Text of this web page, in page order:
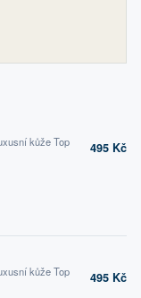
kůže Top
495 Kč
kůže Top
495 Kč